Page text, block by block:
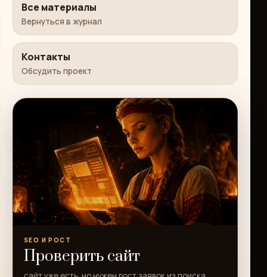
Все материалы
Вернуться в журнал
Контакты
Обсудить проект
SEO И РОСТ
Проверить сайт